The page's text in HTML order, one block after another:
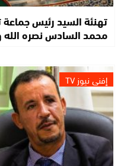
تهنئة السيد رئيس
محمد السادس نصره الله
إفني نيوز TV